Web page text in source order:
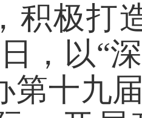
，积极打
，以“
第十九